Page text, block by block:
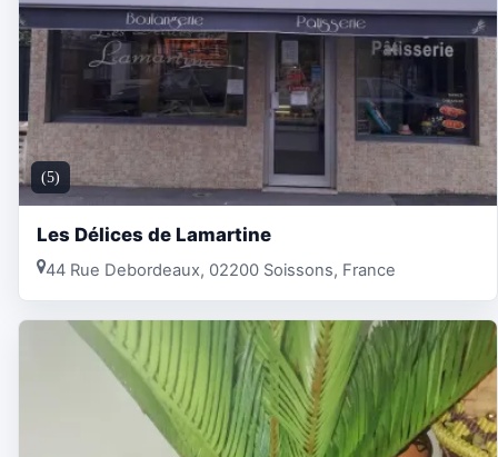
(5)
Les Délices de Lamartine
44 Rue Debordeaux, 02200 Soissons, France